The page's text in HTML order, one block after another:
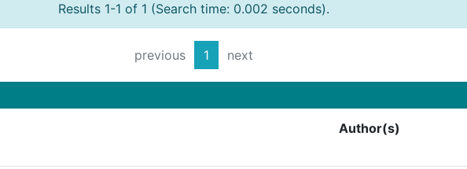
Results 1-1 of 1 (Search time: 0.002 seconds).
previous 1 next
Author(s)